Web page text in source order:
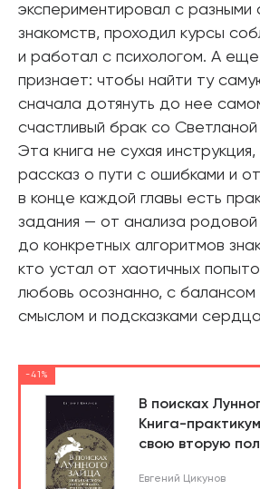
экспериментировал с разными
знакомств, проходил курсы
и работал с психологом. А
признает: чтобы найти ту
сначала дотянуть до нее
счастливый брак со
Эта книга не сухая
рассказ о пути с ошибками и
в конце каждой главы есть
задания — от анализа
до конкретных алгоритмов
кто устал от хаотичных
любовь осознанно, с
смыслом и подсказками
-41%
В поисках
Книга-
свою вторую
Евгений Цикунов